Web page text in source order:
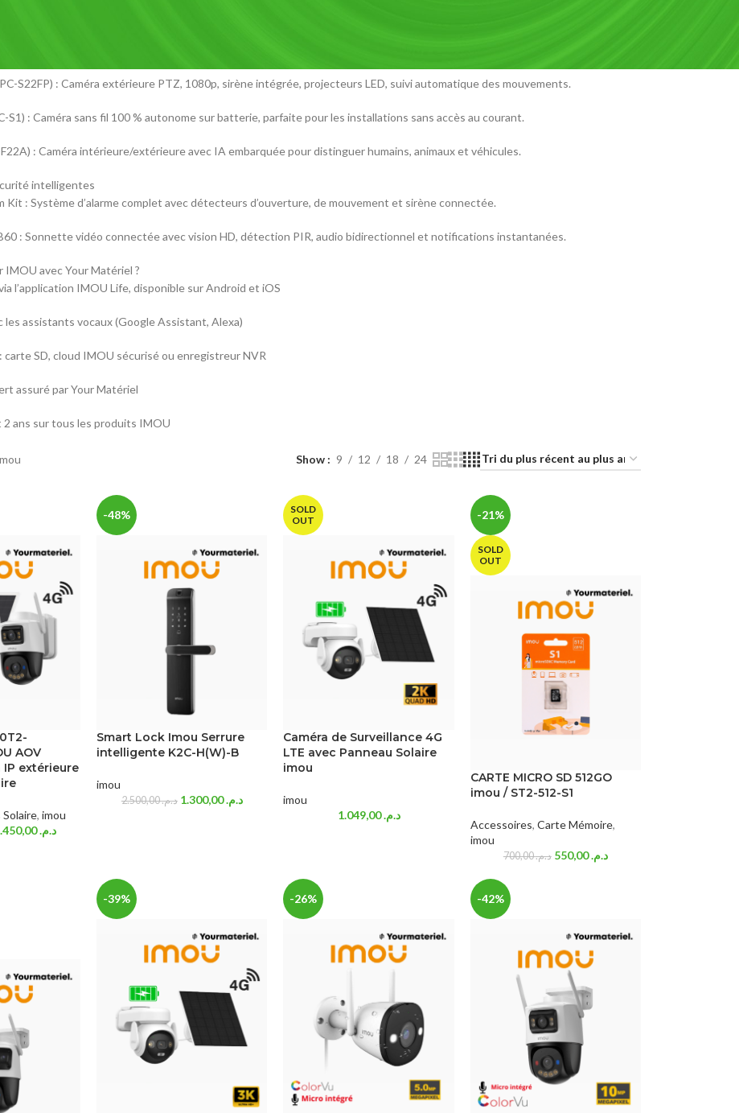
S22FP) : Caméra extérieure PTZ, 1080p, sirène intégrée, projecteurs LED, suivi automatique des mouvements.
S1) : Caméra sans fil 100 % autonome sur batterie, parfaite pour les installations sans accès au courant.
: Caméra intérieure/extérieure avec IA embarquée pour distinguer humains, animaux et véhicules.
intelligentes
Kit : Système d’alarme complet avec détecteurs d’ouverture, de mouvement et sirène connectée.
: Sonnette vidéo connectée avec vision HD, détection PIR, audio bidirectionnel et notifications instantanées.
IMOU avec Your Matériel ?
l’application IMOU Life, disponible sur Android et iOS
les assistants vocaux (Google Assistant, Alexa)
carte SD, cloud IMOU sécurisé ou enregistreur NVR
assuré par Your Matériel
ans sur tous les produits IMOU
Show 9 12 18 24
AOV
IP extérieure
Solaire, imou
د.م.1.450,00
-48%
Smart Lock Imou Serrure
intelligente K2C-H(W)-B
imou
د.م.2.500,00 د.م.1.300,00
SOLD
OUT
Caméra de Surveillance 4G
LTE avec Panneau Solaire
imou
imou
د.م.1.049,00
-21%
SOLD
OUT
CARTE MICRO SD 512GO
imou / ST2-512-S1
Accessoires, Carte Mémoire,
imou
د.م.700,00 د.م.550,00
-39% -26% -42%